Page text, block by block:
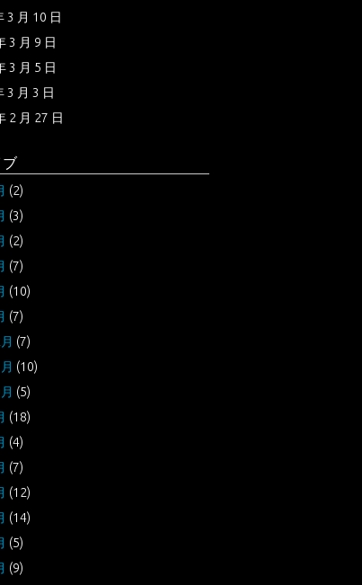
3 月 10 日
3 月 9 日
3 月 5 日
3 月 3 日
2 月 27 日
ブ
(2)
(3)
(2)
(7)
(10)
(7)
(7)
(10)
(5)
(18)
(4)
(7)
(12)
(14)
(5)
(9)